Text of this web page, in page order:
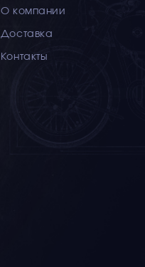
О компании
Доставка
Контакты